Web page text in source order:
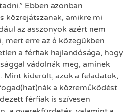
Ebben azonban
közrejátszanak, amikre mi
az asszonyok azért nem
mert erre az ő közegükben
a férfiak hajlandósága, hogy
vádolnák meg, aminek
Mint kiderült, azok a feladatok,
a közreműködést
férfiak is szívesen